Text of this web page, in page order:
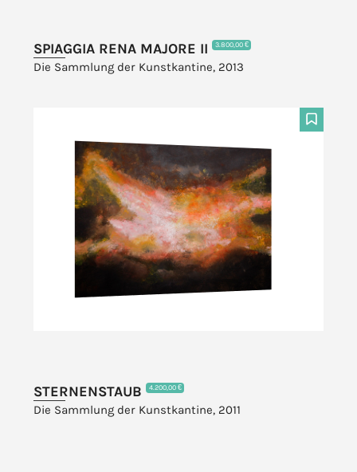
SPIAGGIA RENA MAJORE II 3.800,00 €
Die Sammlung der Kunstkantine, 2013
F
STERNENSTAUB 4.200,00 €
Die Sammlung der Kunstkantine, 2011